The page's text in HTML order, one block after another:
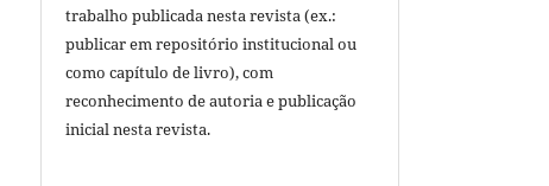
trabalho publicada nesta revista (ex.:
publicar em repositório institucional ou
como capítulo de livro), com
reconhecimento de autoria e publicação
inicial nesta revista.